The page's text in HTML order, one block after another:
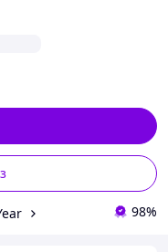
98%